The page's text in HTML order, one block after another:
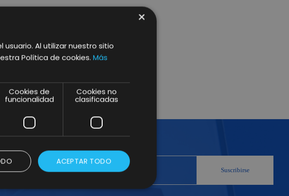
×
Al utilizar nuestro sitio
Política de cookies. Más
Cookies de
funcionalidad
Cookies no
clasificadas
ACEPTAR TODO